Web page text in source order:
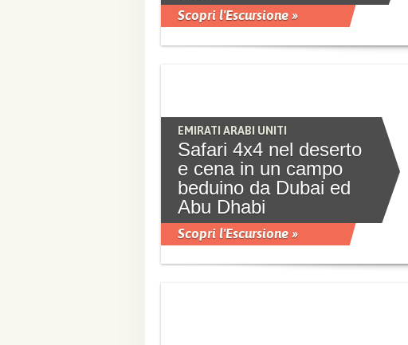
Scopri l'Escursione »
EMIRATI ARABI UNITI
Safari 4x4 nel deserto
e cena in un campo
beduino da Dubai ed
Abu Dhabi
Scopri l'Escursione »